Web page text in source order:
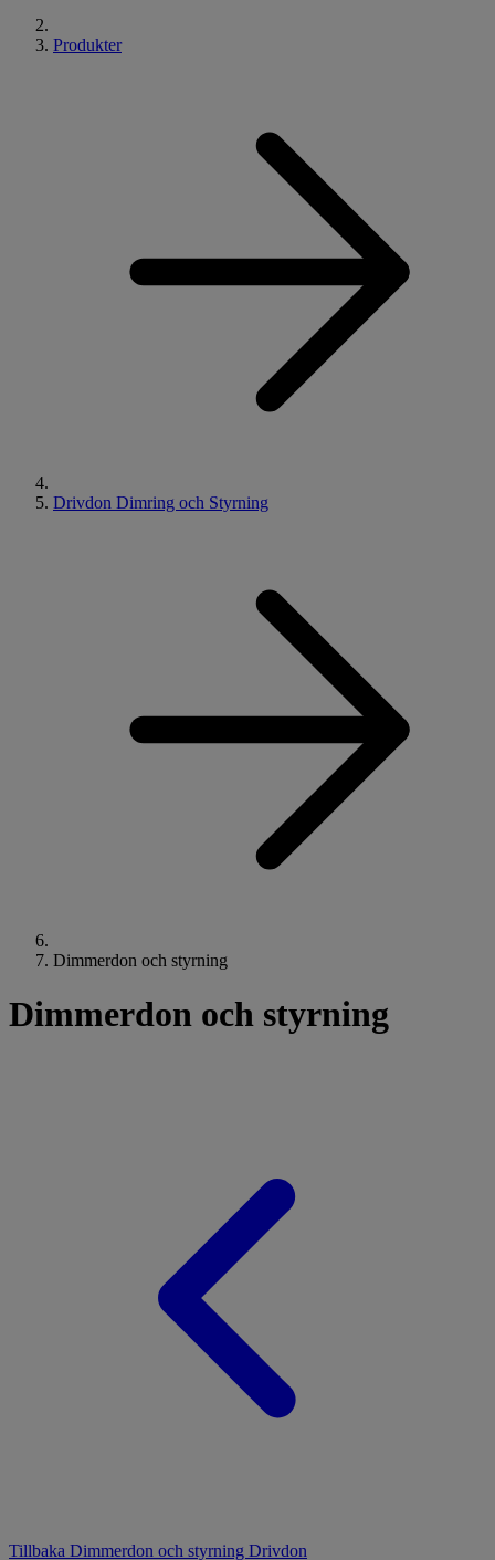
Produkter
Drivdon Dimring och Styrning
Dimmerdon och styrning
Dimmerdon och styrning
Tillbaka Dimmerdon och styrning Drivdon